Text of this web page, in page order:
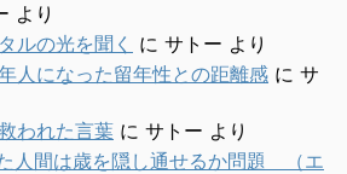
より
ルの光を聞く に サトー より
人になった留年性との距離感 に サ
われた言葉 に サトー より
人間は歳を隠し通せるか問題 （エ